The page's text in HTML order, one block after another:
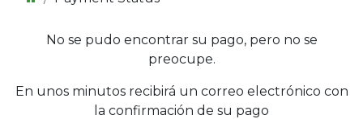
No se pudo encontrar su pago, pero no se
preocupe.
En unos minutos recibirá un correo electrónico con
la confirmación de su pago